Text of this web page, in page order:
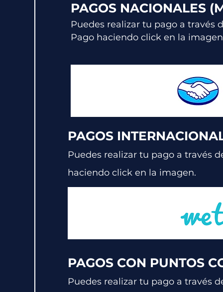
PAGOS NACIONALES
Puedes realizar tu pago a través
Pago haciendo click en la
PAGOS
Puedes realizar tu pago a través
haciendo click en la imagen.
PAGOS CON PUNTOS
Puedes realizar tu pago a través